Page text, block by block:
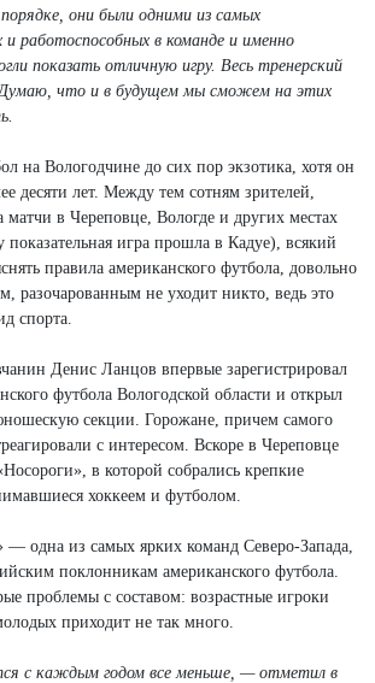
они были одними из самых
и работоспособных в команде и именно
показать отличную игру. Весь тренерский
что и в будущем мы сможем на этих
на Вологодчине до сих пор экзотика, хотя он
десяти лет. Между тем сотням зрителей,
матчи в Череповце, Вологде и других местах
показательная игра прошла в Кадуе), всякий
правила американского футбола, довольно
разочарованным не уходит никто, ведь это
спорта.
Денис Ланцов впервые зарегистрировал
футбола Вологодской области и открыл
секции. Горожане, причем самого
с интересом. Вскоре в Череповце
в которой собрались крепкие
хоккеем и футболом.
— одна из самых ярких команд Северо-Запада,
поклонникам американского футбола.
проблемы с составом: возрастные игроки
приходит не так много.
с каждым годом все меньше, — отметил в